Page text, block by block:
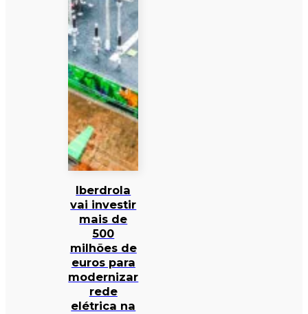
Iberdrola
vai investir
mais de
500
milhões de
euros para
modernizar
rede
elétrica na